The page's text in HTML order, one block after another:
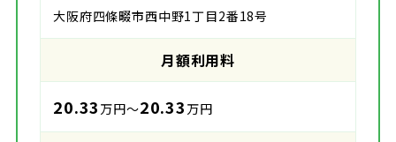
大阪府四條畷市西中野1丁目2番18号
月額利用料
20.33 万円～20.33 万円